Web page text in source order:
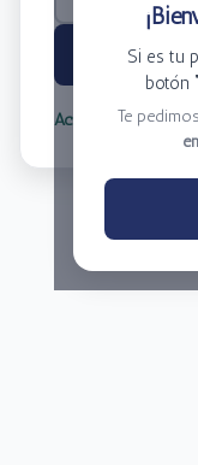
Si es tu
botón
Te
Activar mi cuenta